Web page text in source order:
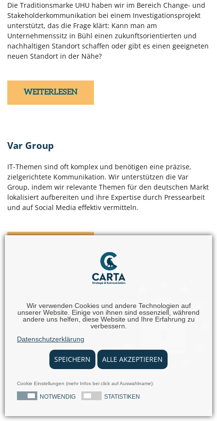
Wir verwenden Cookies und andere Technologien auf
unserer Website. Einige von ihnen sind essenziell, während
andere uns helfen, diese Website und Ihre Erfahrung zu
verbessern.
Datenschutzerklärung
SPEICHERN ALLE AKZEPTIEREN
Cookie Einstellungen (mehr Infos bei click auf Auswahlname):
NOTWENDIG STATISTIKEN
Die Traditionsmarke UHU haben wir im Bereich Change- und
Stakeholderkommunikation bei einem Investigationsprojekt
unterstützt, das die Frage klärt: Kann man am
Unternehmenssitz in Bühl einen zukunftsorientierten und
nachhaltigen Standort schaffen oder gibt es einen geeigneten
neuen Standort in der Nähe?
WEITERLESEN
Var Group
IT-Themen sind oft komplex und benötigen eine präzise,
zielgerichtete Kommunikation. Wir unterstützen die Var
Group, indem wir relevante Themen für den deutschen Markt
lokalisiert aufbereiten und ihre Expertise durch Pressearbeit
und auf Social Media effektiv vermitteln.
Kur- und Rheinpfalz
Wir unterstützen die Vereinigte VR Bank Kur- und Rheinpfalz
in der regionalen Pressearbeit und der Content-Produktion
für verschiedenste Marketing- und PR-Medien.
WEITERLESEN